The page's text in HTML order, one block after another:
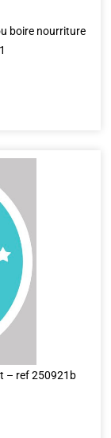
boire nourriture
– ref 250921b